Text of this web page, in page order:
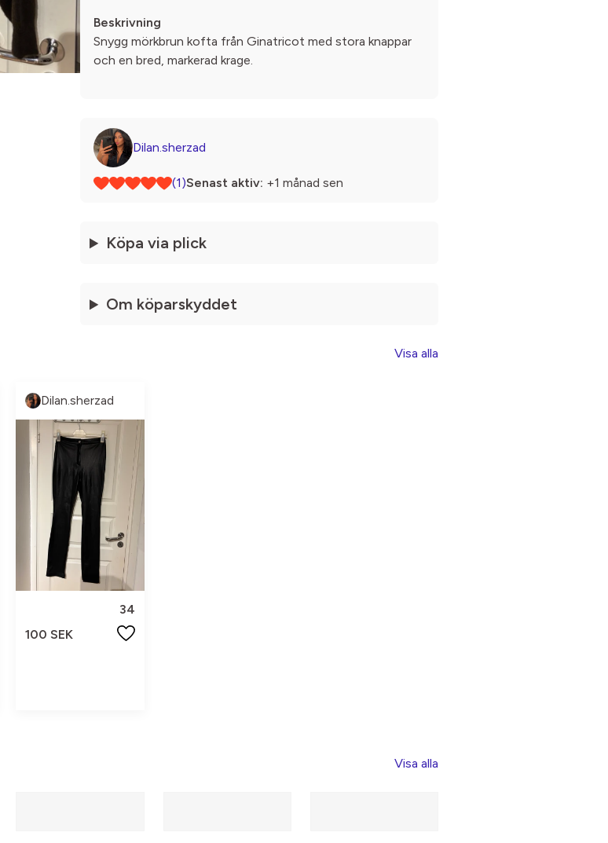
Beskrivning
Snygg mörkbrun kofta från Ginatricot med stora knappar
och en bred, markerad krage.
Dilan.sherzad
(1)Senast aktiv: +1 månad sen
Köpa via plick
Om köparskyddet
Visa alla
Dilan.sherzad
34
100 SEK
Visa alla